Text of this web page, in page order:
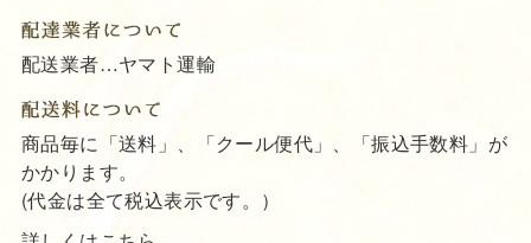
配送業者…ヤマト運輸
商品毎に「送料」、「クール便代」、「振込手数料」が
かかります。
(代金は全て税込表示です。）